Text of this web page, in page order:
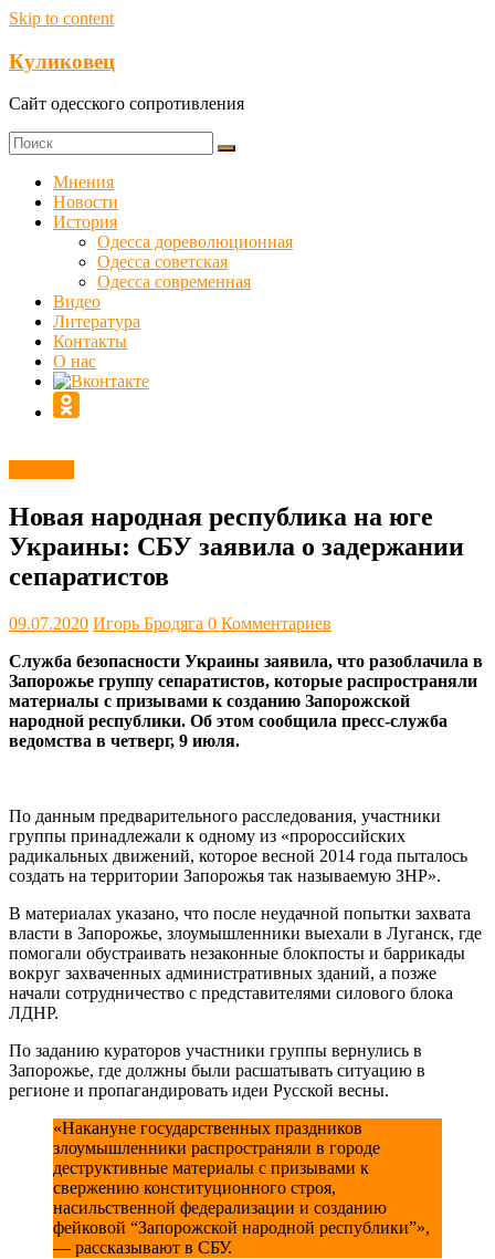
Skip to content
Куликовец
Сайт одесского сопротивления
Мнения
Новости
История
Одесса дореволюционная
Одесса советская
Одесса современная
Видео
Литература
Контакты
О нас
Новая народная республика на юге
Украины: СБУ заявила о задержании
сепаратистов
09.07.2020 Игорь Бродяга 0 Комментариев
Служба безопасности Украины заявила, что разоблачила в
Запорожье группу сепаратистов, которые распространяли
материалы с призывами к созданию Запорожской
народной республики. Об этом сообщила пресс-служба
ведомства в четверг, 9 июля.
По данным предварительного расследования, участники
группы принадлежали к одному из «пророссийских
радикальных движений, которое весной 2014 года пыталось
создать на территории Запорожья так называемую ЗНР».
В материалах указано, что после неудачной попытки захвата
власти в Запорожье, злоумышленники выехали в Луганск, где
помогали обустраивать незаконные блокпосты и баррикады
вокруг захваченных административных зданий, а позже
начали сотрудничество с представителями силового блока
ЛДНР.
По заданию кураторов участники группы вернулись в
Запорожье, где должны были расшатывать ситуацию в
регионе и пропагандировать идеи Русской весны.
«Накануне государственных праздников
злоумышленники распространяли в городе
деструктивные материалы с призывами к
свержению конституционного строя,
насильственной федерализации и созданию
фейковой “Запорожской народной республики”»,
— рассказывают в СБУ.